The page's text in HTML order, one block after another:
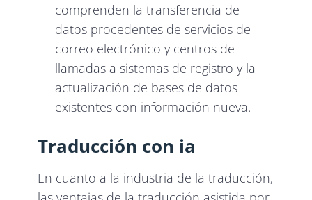
comprenden la transferencia de
datos procedentes de servicios de
correo electrónico y centros de
llamadas a sistemas de registro y la
actualización de bases de datos
existentes con información nueva.
Traducción con ia
En cuanto a la industria de la traducción,